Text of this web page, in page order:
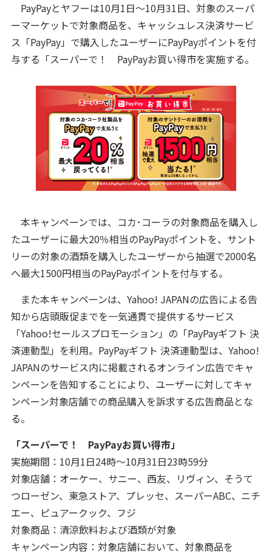
PayPayとヤフーは10月1日～10月31日、対象のスーパ
ーマーケットで対象商品を、キャッシュレス決済サービ
ス「PayPay」で購入したユーザーにPayPayポイントを付
与する「スーパーで！ PayPayお買い得市を実施する。
本キャンペーンでは、コカ･コーラの対象商品を購入し
たユーザーに最大20％相当のPayPayポイントを、サント
リーの対象の酒類を購入したユーザーから抽選で2000名
へ最大1500円相当のPayPayポイントを付与する。
また本キャンペーンは、Yahoo! JAPANの広告による告
知から店頭販促までを一気通貫で提供するサービス
「Yahoo!セールスプロモーション」の「PayPayギフト 決
済連動型」を利用。PayPayギフト 決済連動型は、Yahoo!
JAPANのサービス内に掲載されるオンライン広告でキャ
ンペーンを告知することにより、ユーザーに対してキャ
ンペーン対象店舗での商品購入を訴求する広告商品とな
る。
「スーパーで！ PayPayお買い得市」
実施期間：10月1日24時～10月31日23時59分
対象店舗：オーケー、サニー、西友、リヴィン、そうて
つローゼン、東急ストア、プレッセ、スーパーABC、ニチ
エー、ピュアークック、フジ
対象商品：清涼飲料および酒類が対象
キャンペーン内容：対象店舗において、対象商品を